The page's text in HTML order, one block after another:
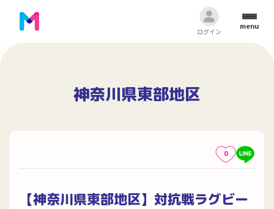
ログイン
menu
神奈川県東部地区
0
【神奈川県東部地区】対抗戦ラグビー